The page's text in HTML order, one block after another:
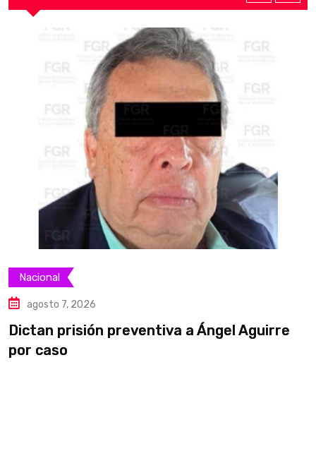
Nacional
agosto 7, 2026
Dictan prisión preventiva a Ángel Aguirre
por caso